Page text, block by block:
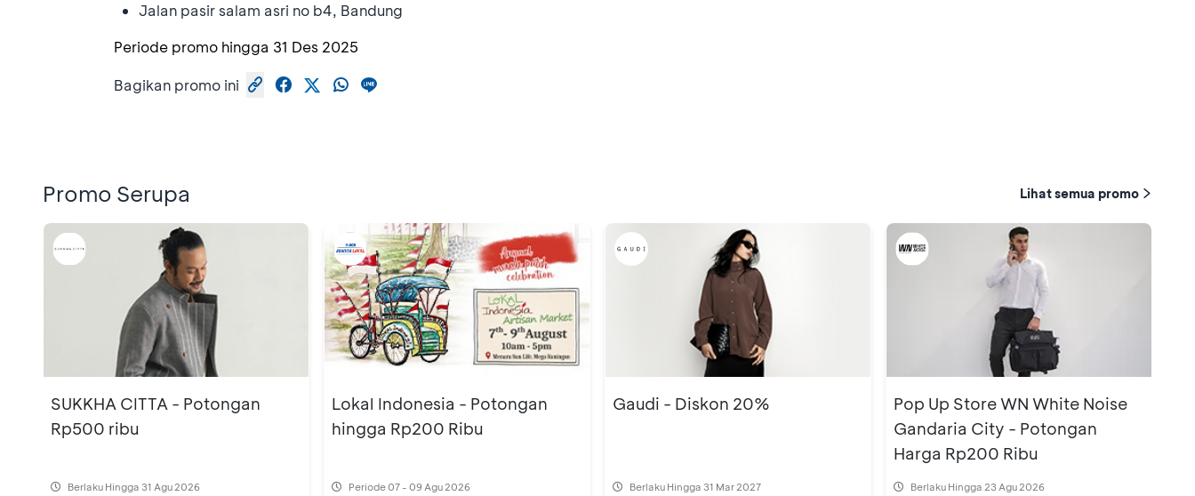
Jalan pasir salam asri no b4, Bandung
Periode promo hingga 31 Des 2025
Bagikan promo ini
Promo Serupa Lihat semua promo
SUKKHA CITTA - Potongan
Rp500 ribu
Berlaku Hingga 31 Agu 2026
Lokal Indonesia - Potongan
hingga Rp200 Ribu
Periode07 - 09 Agu 2026
Gaudi - Diskon 20%
Berlaku Hingga 31 Mar 2027
Pop Up Store WN White Noise
Gandaria City - Potongan
Harga Rp200 Ribu
Berlaku Hingga 23 Agu 2026